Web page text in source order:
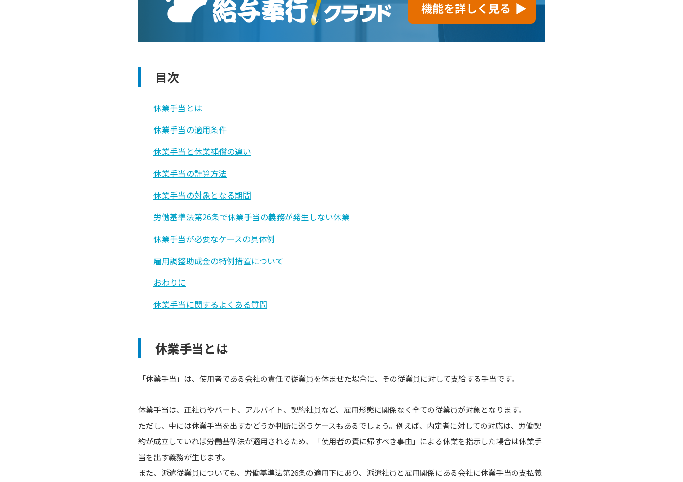
目次
休業手当とは
休業手当の適用条件
休業手当と休業補償の違い
休業手当の計算方法
休業手当の対象となる期間
労働基準法第26条で休業手当の義務が発生しない休業
休業手当が必要なケースの具体例
雇用調整助成金の特例措置について
おわりに
休業手当に関するよくある質問
休業手当とは
「休業手当」は、使用者である会社の責任で従業員を休ませた場合に、その従業員に対して支給する手当です。
休業手当は、正社員やパート、アルバイト、契約社員など、雇用形態に関係なく全ての従業員が対象となります。
ただし、中には休業手当を出すかどうか判断に迷うケースもあるでしょう。例えば、内定者に対しての対応は、労働契
約が成立していれば労働基準法が適用されるため、「使用者の責に帰すべき事由」による休業を指示した場合は休業手
当を出す義務が生じます。
また、派遣従業員についても、労働基準法第26条の適用下にあり、派遣社員と雇用関係にある会社に休業手当の支払義